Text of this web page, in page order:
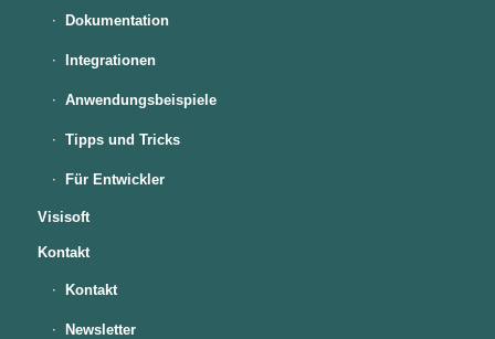
Dokumentation
Integrationen
Anwendungsbeispiele
Tipps und Tricks
Für Entwickler
Visisoft
Kontakt
Kontakt
Newsletter